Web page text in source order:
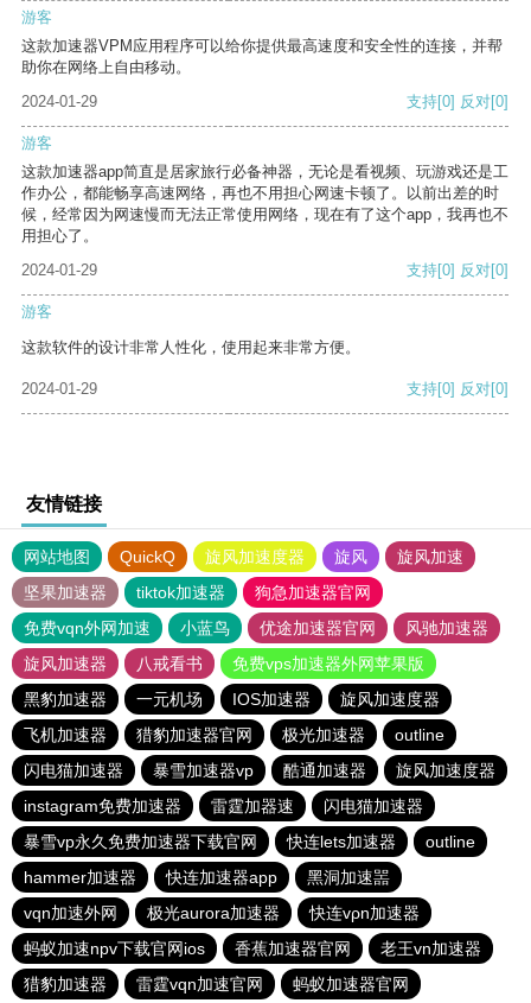
游客
这款加速器VPM应用程序可以给你提供最高速度和安全性的连接，并帮
助你在网络上自由移动。
2024-01-29
支持[0] 反对[0]
游客
这款加速器app简直是居家旅行必备神器，无论是看视频、玩游戏还是工
作办公，都能畅享高速网络，再也不用担心网速卡顿了。以前出差的时
候，经常因为网速慢而无法正常使用网络，现在有了这个app，我再也不
用担心了。
2024-01-29
支持[0] 反对[0]
游客
这款软件的设计非常人性化，使用起来非常方便。
2024-01-29 支持[0] 反对[0]
友情链接
网站地图 QuickQ 旋风加速度器 旋风
旋风加速
坚果加速器
tiktok加速器
狗急加速器官网
免费vqn外网加速
小蓝鸟 优途加速器官网
风驰加速器
旋风加速器
八戒看书
免费vps加速器外网苹果版
黑豹加速器
一元机场 IOS加速器
旋风加速度器
飞机加速器
猎豹加速器官网 极光加速器
outline
闪电猫加速器
暴雪加速器vp 酷通加速器
旋风加速度器
instagram免费加速器
雷霆加器速
闪电猫加速器
暴雪vp永久免费加速器下载官网
快连lets加速器
outline
hammer加速器
快连加速器app
黑洞加速噐
vqn加速外网
极光aurora加速器
快连vρn加速器
蚂蚁加速npv下载官网ios
香蕉加速器官网
老王vn加速器
猎豹加速器
雷霆vqn加速官网 蚂蚁加速器官网